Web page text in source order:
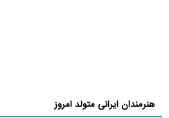
هنرمندان ایرانی متولد امروز